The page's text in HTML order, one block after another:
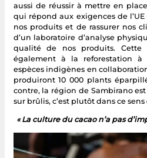
aussi de réussir à mettre en
qui répond aux exigences de
nos produits et de rassurer nos
d’un laboratoire d’analyse
qualité de nos produits. Cette
également à la reforestation
espèces indigènes en
produiront 10 000 plants
contre, la région de Sambirano
sur brûlis, c’est plutôt dans ce
« La culture du cacao n’a pas